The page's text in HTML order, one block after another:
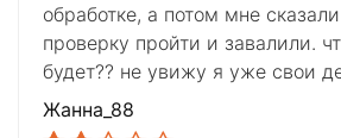
обработке, а потом мне
проверку пройти и завалили.
будет?? не увижу я уже свои
Жанна_88